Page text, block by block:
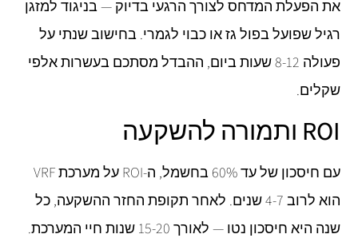
את הפעלת המדחס לצורך הרגעי בדיוק — בניגוד למזגן
רגיל שפועל בפול גז או כבוי לגמרי. בחישוב שנתי על
פעולה 8-12 שעות ביום, ההבדל מסתכם בעשרות אלפי
שקלים.
ROI ותמורה להשקעה
עם חיסכון של עד 60% בחשמל, ה-ROI על מערכת VRF
הוא לרוב 4-7 שנים. לאחר תקופת החזר ההשקעה, כל
שנה היא חיסכון נטו — לאורך 15-20 שנות חיי המערכת.